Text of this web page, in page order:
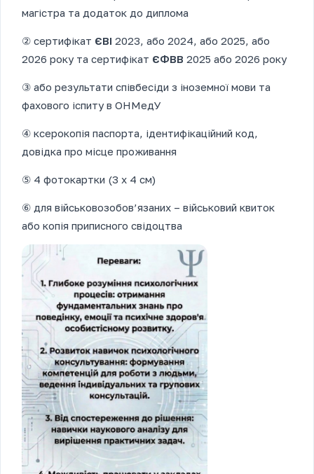
магістра та додаток до диплома
② сертифікат ЄВІ 2023, або 2024, або 2025, або
2026 року та сертифікат ЄФВВ 2025 або 2026 року
③ або результати співбесіди з іноземної мови та
фахового іспиту в ОНМедУ
④ ксерокопія паспорта, ідентифікаційний код,
довідка про місце проживання
⑤ 4 фотокартки (3 х 4 см)
⑥ для військовозобов’язаних – військовий квиток
або копія приписного свідоцтва